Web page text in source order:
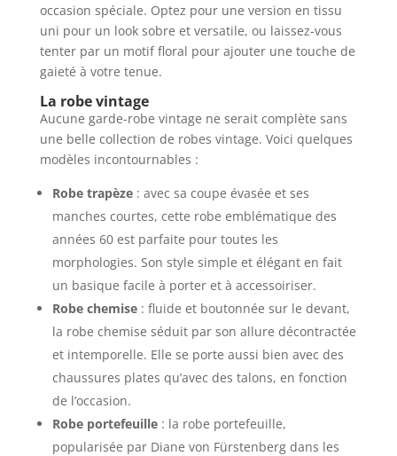
occasion spéciale. Optez pour une version en tissu
uni pour un look sobre et versatile, ou laissez-vous
tenter par un motif floral pour ajouter une touche de
gaieté à votre tenue.
La robe vintage
Aucune garde-robe vintage ne serait complète sans
une belle collection de robes vintage. Voici quelques
modèles incontournables :
Robe trapèze : avec sa coupe évasée et ses
manches courtes, cette robe emblématique des
années 60 est parfaite pour toutes les
morphologies. Son style simple et élégant en fait
un basique facile à porter et à accessoiriser.
Robe chemise: fluide et boutonnée sur le devant,
la robe chemise séduit par son allure décontractée
et intemporelle. Elle se porte aussi bien avec des
chaussures plates qu’avec des talons, en fonction
de l’occasion.
Robe portefeuille: la robe portefeuille,
popularisée par Diane von Fürstenberg dans les